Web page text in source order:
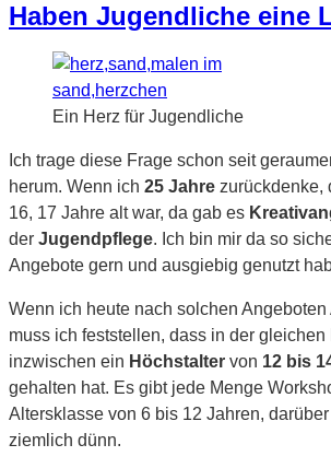
Haben Jugendliche eine
Ein Herz für Jugendliche
Ich trage diese Frage schon seit
herum. Wenn ich 25 Jahre zurückdenke,
16, 17 Jahre alt war, da gab es
der Jugendpflege. Ich bin mir da so
Angebote gern und ausgiebig genutzt
Wenn ich heute nach solchen
muss ich feststellen, dass in der gleichen
inzwischen ein Höchstalter von 12 bis
gehalten hat. Es gibt jede Menge
Altersklasse von 6 bis 12 Jahren,
ziemlich dünn.